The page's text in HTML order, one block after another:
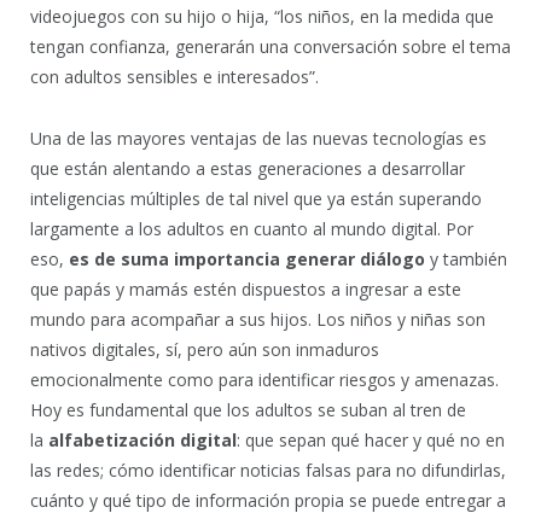
videojuegos con su hijo o hija, “los niños, en la medida que
tengan confianza, generarán una conversación sobre el tema
con adultos sensibles e interesados”.
Una de las mayores ventajas de las nuevas tecnologías es
que están alentando a estas generaciones a desarrollar
inteligencias múltiples de tal nivel que ya están superando
largamente a los adultos en cuanto al mundo digital. Por
eso, es de suma importancia generar diálogo y también
que papás y mamás estén dispuestos a ingresar a este
mundo para acompañar a sus hijos. Los niños y niñas son
nativos digitales, sí, pero aún son inmaduros
emocionalmente como para identificar riesgos y amenazas.
Hoy es fundamental que los adultos se suban al tren de
la alfabetización digital: que sepan qué hacer y qué no en
las redes; cómo identificar noticias falsas para no difundirlas,
cuánto y qué tipo de información propia se puede entregar a